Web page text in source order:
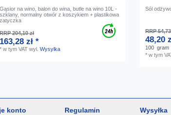
Gąsior na wino, balon do wina, butle na wino 10L -
szklany, normalny otwór z koszykiem + plastikowa
zatyczka
RRP 204,10 zł
163,28 zł *
*w tym VAT wyl.Wysylka
Sól
RRP
48,20
100 gram
*w tym
konto Regulamin Wysyłka